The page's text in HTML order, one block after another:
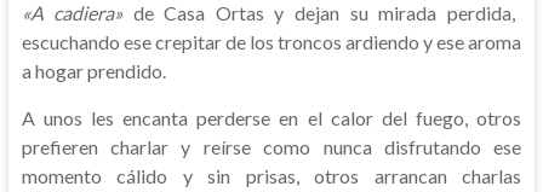
«A cadiera»de Casa Ortas y dejan su mirada perdida,
escuchando ese crepitar de los troncos ardiendo y ese aroma
a hogar prendido.
A unos les encanta perderse en el calor del fuego, otros
prefieren charlar y reírse como nunca disfrutando ese
momento cálido y sin prisas, otros arrancan charlas